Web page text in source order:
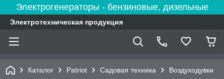
Электрогенераторы - бензиновые, дизельные
Электротехническая продукция
Каталог Patriot Садовая техника Воздуходувки